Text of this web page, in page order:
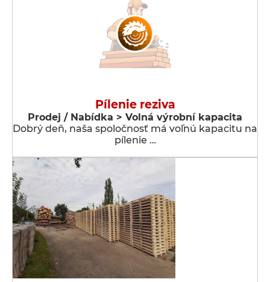
Pílenie reziva
Prodej / Nabídka > Volná výrobní kapacita
Dobrý deň, naša spoločnosť má voľnú kapacitu na
pílenie …